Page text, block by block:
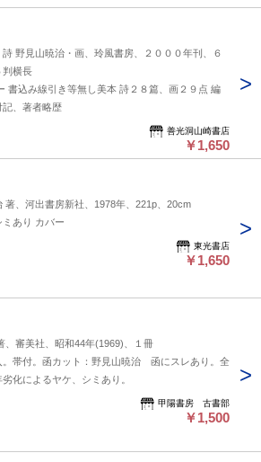
詩 野見山暁治・画、玲風書房、２０００年刊、６
判横長
書込み線引き等無し美本 詩２８篇、画２９点 編
記、著者略歴
善光洞山崎書店
￥1,650
著、河出書房新社、1978年、221p、20cm
ミあり カバー
東光書店
￥1,650
、審美社、昭和44年(1969)、１冊
。帯付。函カット：野見山暁治 函にスレあり。全
化によるヤケ、シミあり。
甲陽書房 古書部
￥1,500